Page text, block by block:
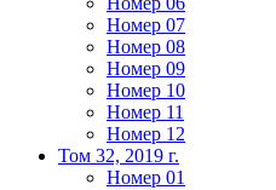
Номер 07
Номер 08
Номер 09
Номер 10
Номер 11
Номер 12
Том 32, 2019 г.
Номер 01